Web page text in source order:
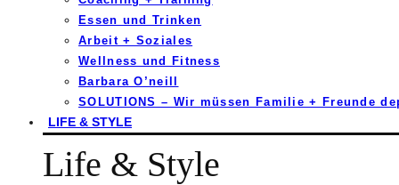
Essen und Trinken
Arbeit + Soziales
Wellness und Fitness
Barbara O’neill
SOLUTIONS – Wir müssen Familie + Freunde
LIFE & STYLE
Life & Style